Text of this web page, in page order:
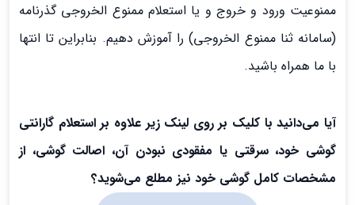
ممنوعیت ورود و خروج و یا استعلام ممنوع الخروجی گذرنامه
(سامانه ثنا ممنوع الخروجی) را آموزش دهیم. بنابراین تا انتها
با ما همراه باشید.
آیا می‌دانید با کلیک بر روی لینک زیر علاوه بر استعلام گارانتی
گوشی خود، سرقتی یا مفقودی نبودن آن، اصالت گوشی، از
مشخصات کامل گوشی خود نیز مطلع می‌شوید؟